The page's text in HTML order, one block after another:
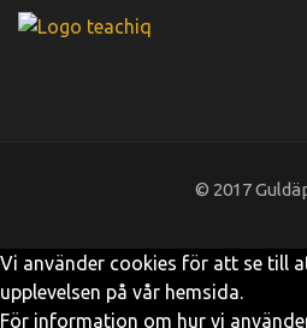
© 2017
Vi använder cookies för att se till
upplevelsen på vår hemsida.
För information om hur vi